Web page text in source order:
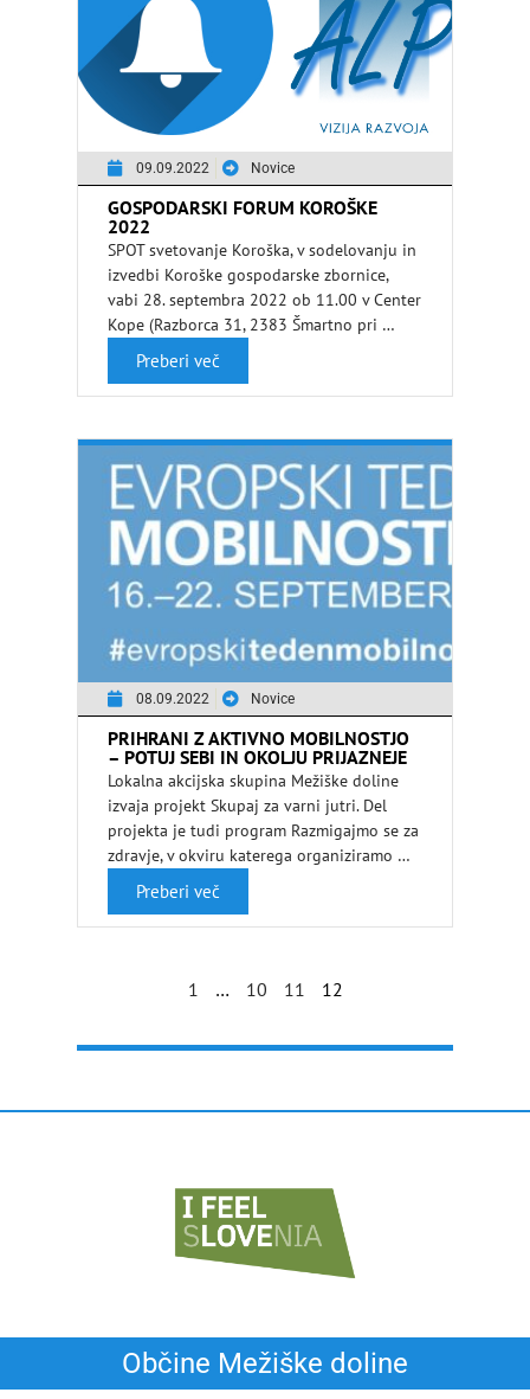
09.09.2022 Novice
GOSPODARSKI FORUM KOROŠKE
2022
SPOT svetovanje Koroška, v sodelovanju in
izvedbi Koroške gospodarske zbornice,
vabi 28. septembra 2022 ob 11.00 v Center
Kope (Razborca 31, 2383 Šmartno pri …
Preberi več
08.09.2022 Novice
PRIHRANI Z AKTIVNO MOBILNOSTJO
– POTUJ SEBI IN OKOLJU PRIJAZNEJE
Lokalna akcijska skupina Mežiške doline
izvaja projekt Skupaj za varni jutri. Del
projekta je tudi program Razmigajmo se za
zdravje, v okviru katerega organiziramo …
Preberi več
1 … 10 11 12
Občine Mežiške doline